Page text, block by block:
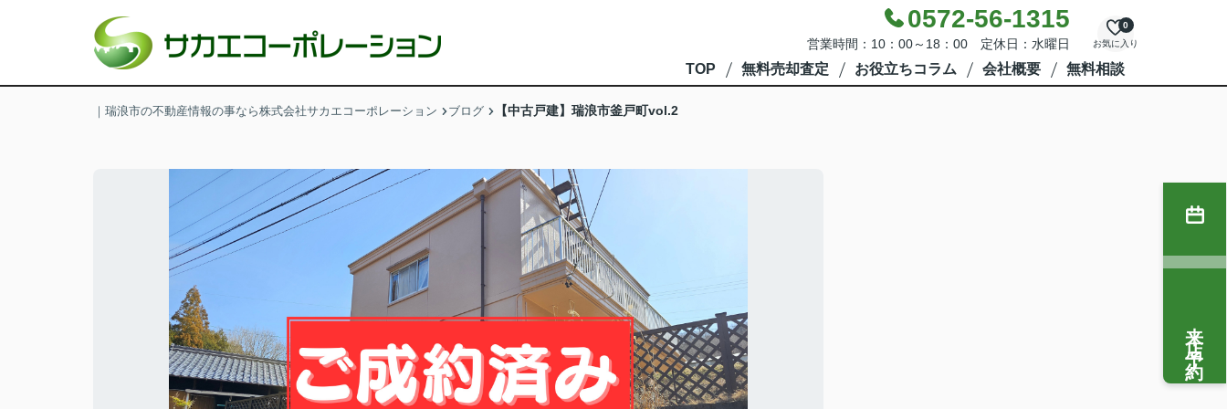
0572-56-1315
営業時間：10：00～18：00 定休日：水曜日 お気に入り
0
TOP 無料売却査定 お役立ちコラム 会社概要 無料相談
｜瑞浪市の不動産情報の事なら株式会社サカエコーポレーション ブログ 【中古戸建】瑞浪市釜戸町vol.2
来店予約